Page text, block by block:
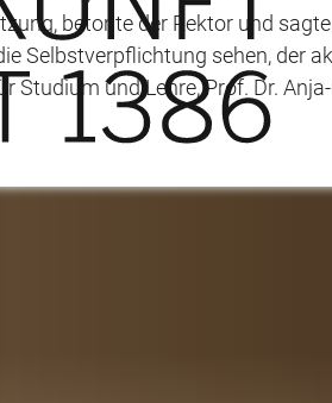
betonte der Rektor und
Selbstverpflichtung sehen, der
und Lehre, Prof. Dr.